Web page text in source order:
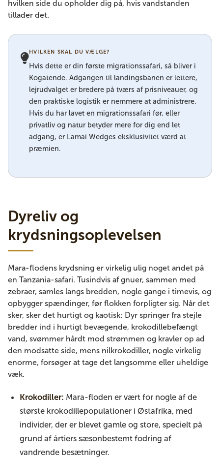
hvilken side du opholder dig på, hvis vandstanden
tillader det.
HVILKEN SKAL DU VÆLGE?
Hvis dette er din første migrationssafari, så bliver i
Kogatende. Adgangen til landingsbanen er lettere,
lejrudvalget er bredere på tværs af prisniveauer, og
den praktiske logistik er nemmere at administrere.
Hvis du har lavet en migrationssafari før, eller
privatliv og natur betyder mere for dig end let
adgang, er Lamai Wedges eksklusivitet værd at
præmien.
Dyreliv og
krydsningsoplevelsen
Mara-flodens krydsning er virkelig ulig noget andet på
en Tanzania-safari. Tusindvis af gnuer, sammen med
zebraer, samles langs bredden, nogle gange i timevis, og
opbygger spændinger, før flokken forpligter sig. Når det
sker, sker det hurtigt og kaotisk: Dyr springer fra stejle
bredder ind i hurtigt bevægende, krokodillebefængt
vand, svømmer hårdt mod strømmen og kravler op ad
den modsatte side, mens nilkrokodiller, nogle virkelig
enorme, forsøger at tage det langsomme eller uheldige
væk.
Krokodiller: Mara-floden er vært for nogle af de
største krokodillepopulationer i Østafrika, med
individer, der er blevet gamle og store, specielt på
grund af årtiers sæsonbestemt fodring af
vandrende besætninger.